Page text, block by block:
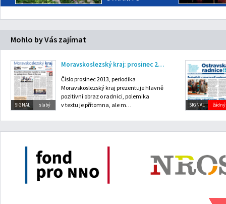
Mohlo by Vás zajímat
SIGNAL slabý
Moravskoslezský kraj: prosinec 2013
Číslo prosinec 2013, periodika
Moravskoslezský kraj prezentuje hlavně
pozitivní obraz o radnici, polemika
v textu je přítomna, ale m…
SIGNAL žádný